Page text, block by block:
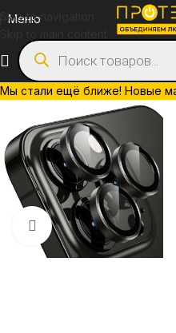
Skip to navigation
Мы стали ещё ближе! Новые
Меню
Нажмите, чтобы